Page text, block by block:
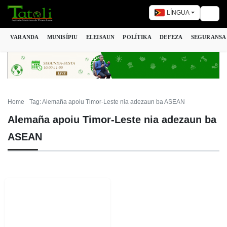
LÍNGUA
VARANDA MUNISÍPIU ELEISAUN POLÍTIKA DEFEZA SEGURANSA
Home Tag: Alemaña apoiu Timor-Leste nia adezaun ba ASEAN
Alemaña apoiu Timor-Leste nia adezaun ba
ASEAN